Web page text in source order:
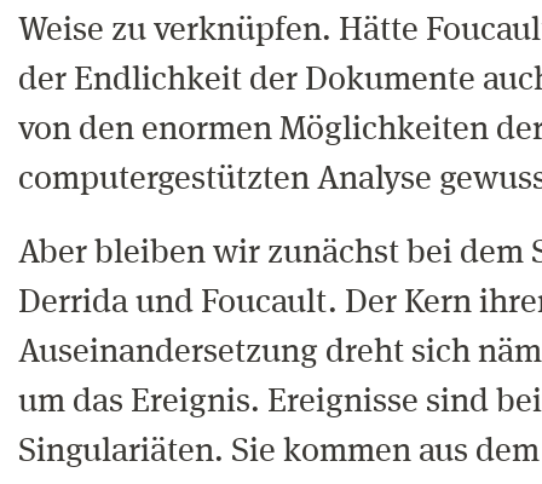
Weise zu verknüpfen. Hätte
der Endlichkeit der Dokumente
von den enormen Möglichkeiten
computergestützten Analyse
Aber bleiben wir zunächst bei dem
Derrida und Foucault. Der Kern
Auseinandersetzung dreht sich
um das Ereignis. Ereignisse sind
Singulariäten. Sie kommen aus